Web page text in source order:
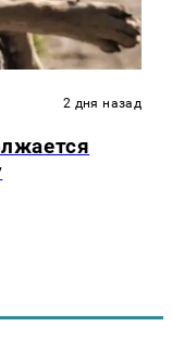
2 дня назад